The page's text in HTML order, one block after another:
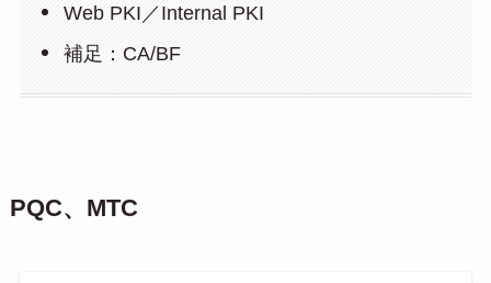
Web PKI／Internal PKI
補足：CA/BF
PQC、MTC